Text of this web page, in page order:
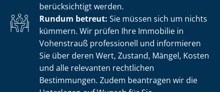
berücksichtigt werden.
Rundum betreut: Sie müssen sich um nichts
kümmern. Wir prüfen Ihre Immobilie in
Vohenstrauß professionell und informieren
Sie über deren Wert, Zustand, Mängel, Kosten
und alle relevanten rechtlichen
Bestimmungen. Zudem beantragen wir die